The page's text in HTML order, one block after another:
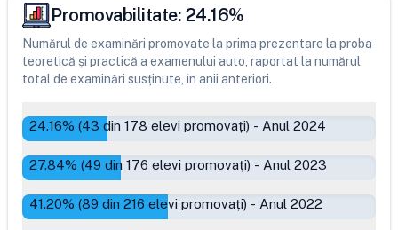
Promovabilitate: 24.16%
Numărul de examinări promovate la prima prezentare la proba
teoretică și practică a examenului auto, raportat la numărul
total de examinări susținute, în anii anteriori.
24.16% (43 din 178 elevi promovați) - Anul 2024
27.84% (49 din 176 elevi promovați) - Anul 2023
41.20% (89 din 216 elevi promovați) - Anul 2022